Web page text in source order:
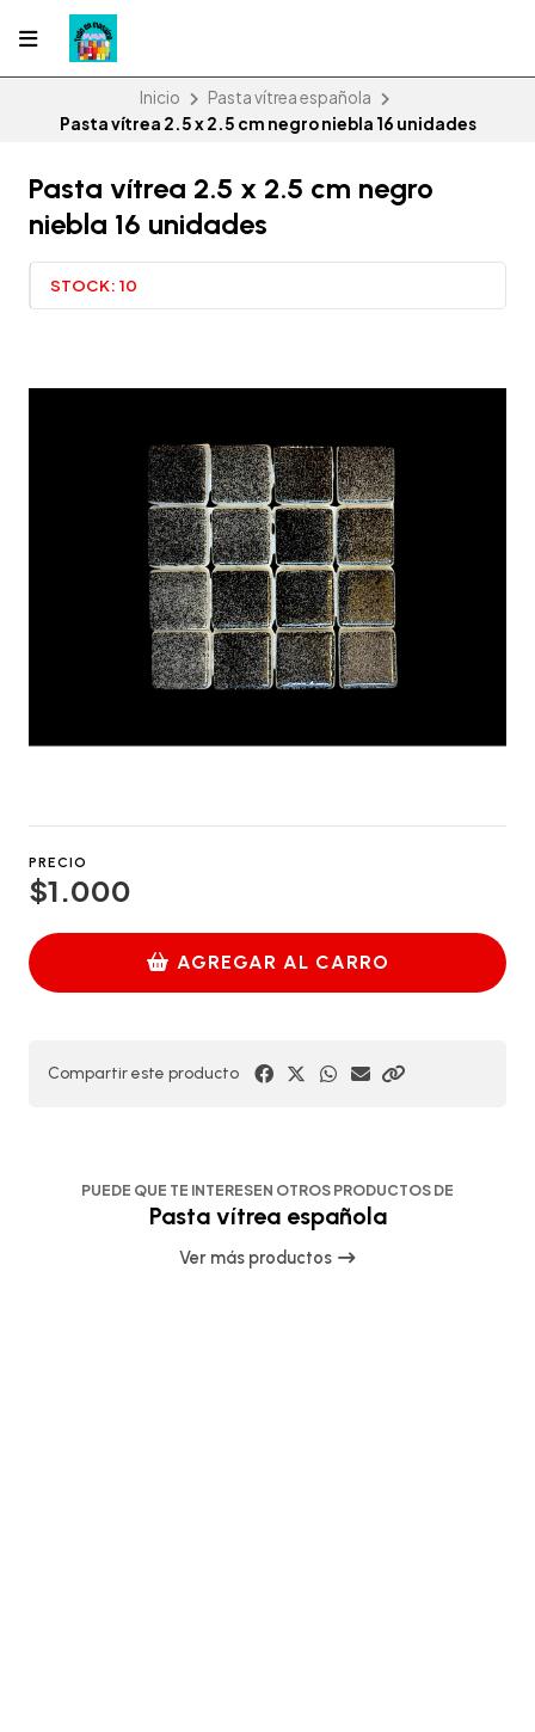
Inicio
Pasta vítrea española
Pasta vítrea 2.5 x 2.5 cm negro niebla 16 unidades
Pasta vítrea 2.5 x 2.5 cm negro
niebla 16 unidades
STOCK: 10
PRECIO
$1.000
AGREGAR AL CARRO
Compartir este producto
PUEDE QUE TE INTERESEN OTROS PRODUCTOS DE
Pasta vítrea española
Ver más productos